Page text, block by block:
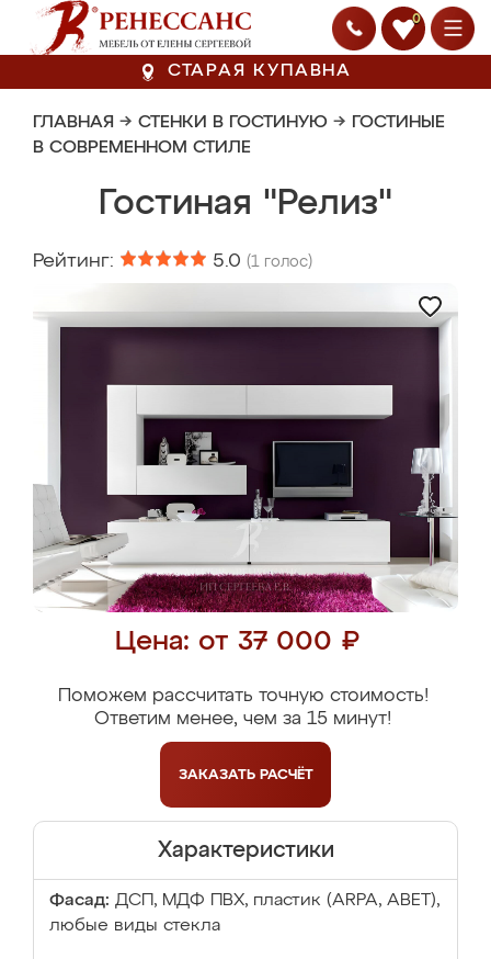
0
СТАРАЯ КУПАВНА
ГЛАВНАЯ → СТЕНКИ В ГОСТИНУЮ → ГОСТИНЫЕ
В СОВРЕМЕННОМ СТИЛЕ
Гостиная "Релиз"
Рейтинг: 5.0 (1 голос)
Цена: от 37 000 ₽
Поможем рассчитать точную стоимость!
Ответим менее, чем за 15 минут!
ЗАКАЗАТЬ РАСЧЁТ
Характеристики
Фасад: ДСП, МДФ ПВХ, пластик (ARPA, ABET),
любые виды стекла